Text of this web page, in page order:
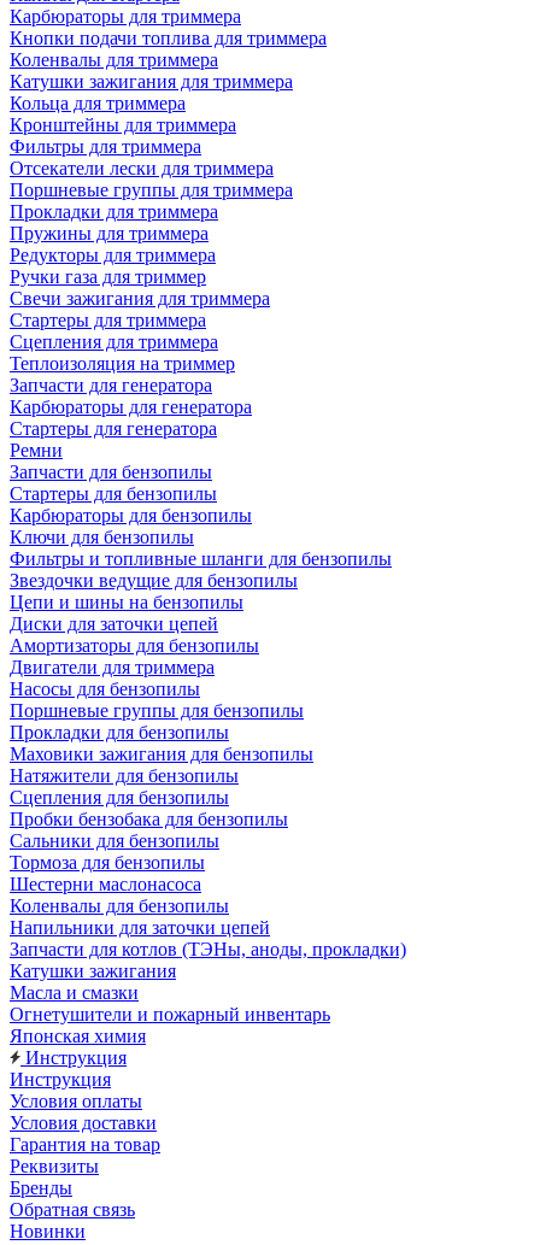
Карбюраторы для триммера
Кнопки подачи топлива для триммера
Коленвалы для триммера
Катушки зажигания для триммера
Кольца для триммера
Кронштейны для триммера
Фильтры для триммера
Отсекатели лески для триммера
Поршневые группы для триммера
Прокладки для триммера
Пружины для триммера
Редукторы для триммера
Ручки газа для триммер
Свечи зажигания для триммера
Стартеры для триммера
Сцепления для триммера
Теплоизоляция на триммер
Запчасти для генератора
Карбюраторы для генератора
Стартеры для генератора
Ремни
Запчасти для бензопилы
Стартеры для бензопилы
Карбюраторы для бензопилы
Ключи для бензопилы
Фильтры и топливные шланги для бензопилы
Звездочки ведущие для бензопилы
Цепи и шины на бензопилы
Диски для заточки цепей
Амортизаторы для бензопилы
Двигатели для триммера
Насосы для бензопилы
Поршневые группы для бензопилы
Прокладки для бензопилы
Маховики зажигания для бензопилы
Натяжители для бензопилы
Сцепления для бензопилы
Пробки бензобака для бензопилы
Сальники для бензопилы
Тормоза для бензопилы
Шестерни маслонасоса
Коленвалы для бензопилы
Напильники для заточки цепей
Запчасти для котлов (ТЭНы, аноды, прокладки)
Катушки зажигания
Масла и смазки
Огнетушители и пожарный инвентарь
Японская химия
Инструкция
Инструкция
Условия оплаты
Условия доставки
Гарантия на товар
Реквизиты
Бренды
Обратная связь
Новинки